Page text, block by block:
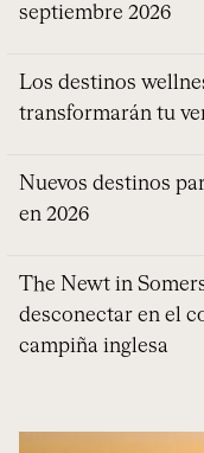
septiembre 2026
Los destinos
transformarán tu
Nuevos destinos
en 2026
The Newt in
desconectar en el
campiña inglesa